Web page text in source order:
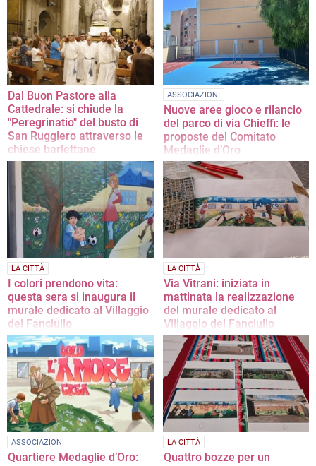
«Si chiede un intervento
dell'Amministrazione comunale per
la messa in sicurezza di Via Scuro»
1459, è stato rievocato in VIa Vitrani
con un corteo storico
Dal Buon Pastore alla
Cattedrale: si chiude la
"Peregrinatio" del busto di
San Ruggiero attraverso le
chiese barlettane
Domani sera la statua sosterà in
Piazza 13 Febbraio 1503 in attesa
della sacra icona di Maria SS dello
Sterpeto
ASSOCIAZIONI
Nuove aree gioco e rilancio
del parco di via Chieffi: le
proposte del Comitato
Medaglie d’Oro
Le parole del referente Oronzo Carli
LA CITTÀ
I colori prendono vita:
questa sera si inaugura il
murale dedicato al Villaggio
del Fanciullo
L'opera è stata realizzata dagli
studenti del Liceo Artistico De Nittis
LA CITTÀ
Via Vitrani: iniziata in
mattinata la realizzazione
del murale dedicato al
Villaggio del Fanciullo
L'operà verrà realizzata dai ragazzi
della III AL del Liceo Artistico
"Léontine e GIuseppe De Nittis"
ASSOCIAZIONI
Quartiere Medaglie d’Oro:
LA CITTÀ
Quattro bozze per un